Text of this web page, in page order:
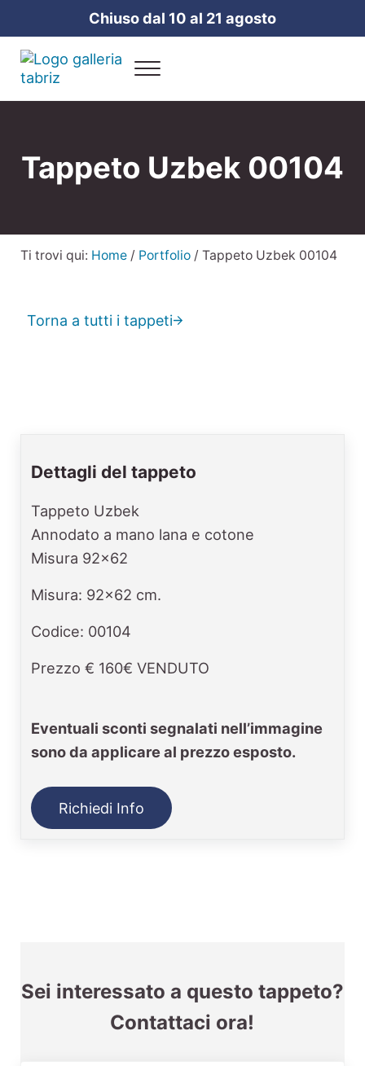
Passa al contenuto principale
Skip to header right navigation
Skip to site footerChiuso dal 10 al 21 agosto
Galleria Tabriz
Menu
Tappeto Uzbek 00104
Ti trovi qui: Home / Portfolio /Tappeto Uzbek 00104
Torna a tutti i tappeti
Dettagli del tappeto
Tappeto Uzbek
Annodato a mano lana e cotone
Misura 92x62
Misura: 92x62 cm.
Codice: 00104
Prezzo € 160€ VENDUTO
Eventuali sconti segnalati nell’immagine
sono da applicare al prezzo esposto.
Richiedi Info
Sei interessato a questo tappeto?
Contattaci ora!